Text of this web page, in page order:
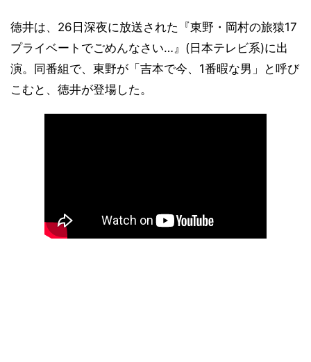
徳井は、26日深夜に放送された『東野・岡村の旅猿17
プライベートでごめんなさい…』(日本テレビ系)に出
演。同番組で、東野が「吉本で今、1番暇な男」と呼び
こむと、徳井が登場した。